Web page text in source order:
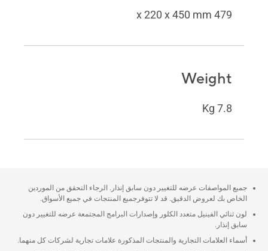
479 x 220 x 450 mm
Weight
7.8 Kg
جميع المواصفات عرضه للتغيير دون سابق إنذار. الرجاء التحقق من الموردين
الخاص بك لعروض الدقيق. قد لا تتوفرجميع المنتجات في جميع الأسواق.
لون ثنائي الفينيل متعدد الكلور وإصدارات البرامج المجتمعة عرضه للتغيير دون
سابق إنذار.
أسماء العلامات التجارية والمنتجات المذكورة علامات تجارية لشركات كل منهما.